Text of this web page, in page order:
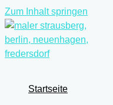
Zum Inhalt springen
Startseite